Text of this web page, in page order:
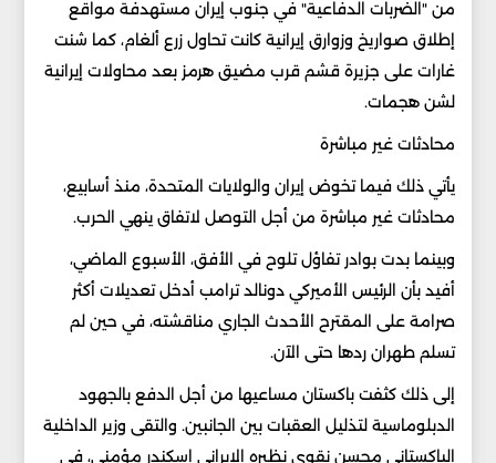
من "الضربات الدفاعية" في جنوب إيران مستهدفة مواقع
إطلاق صواريخ وزوارق إيرانية كانت تحاول زرع ألغام، كما شنت
غارات على جزيرة قشم قرب مضيق هرمز بعد محاولات إيرانية
لشن هجمات.
محادثات غير مباشرة
يأتي ذلك فيما تخوض إيران والولايات المتحدة، منذ أسابيع،
محادثات غير مباشرة من أجل التوصل لاتفاق ينهي الحرب.
وبينما بدت بوادر تفاؤل تلوح في الأفق، الأسبوع الماضي،
أفيد بأن الرئيس الأميركي دونالد ترامب أدخل تعديلات أكثر
صرامة على المقترح الأحدث الجاري مناقشته، في حين لم
تسلم طهران ردها حتى الآن.
إلى ذلك كثفت باكستان مساعيها من أجل الدفع بالجهود
الدبلوماسية لتذليل العقبات بين الجانبين. والتقى وزير الداخلية
الباكستاني محسن نقوي نظيره الإيراني إسكندر مؤمني، في